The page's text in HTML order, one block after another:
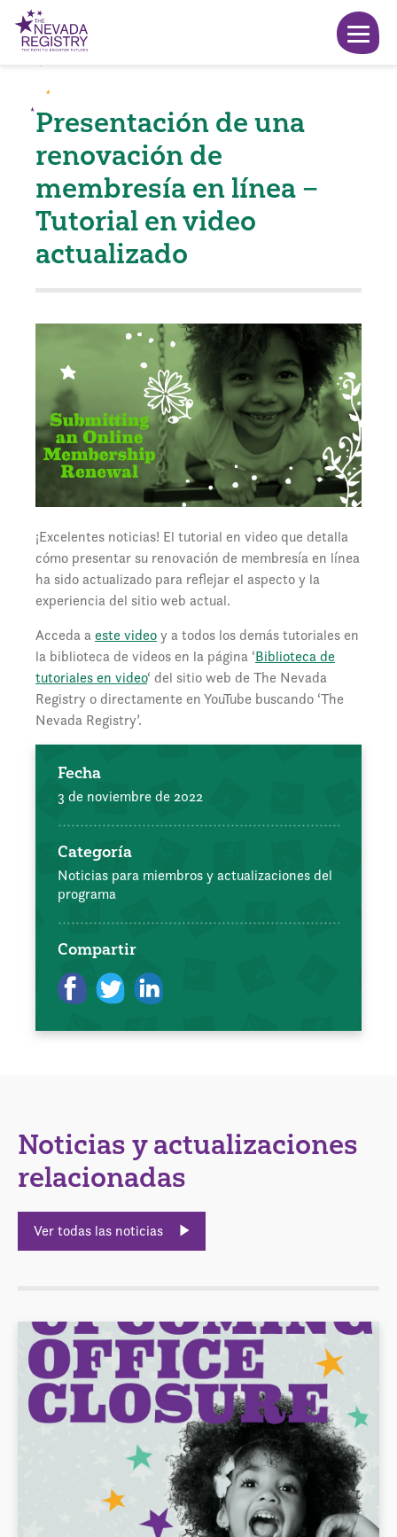
Presentación de una
renovación de
membresía en línea –
Tutorial en video
actualizado
¡Excelentes noticias! El tutorial en video que detalla
cómo presentar su renovación de membresía en línea
ha sido actualizado para reflejar el aspecto y la
experiencia del sitio web actual.
Acceda aeste videoy a todos los demás tutoriales en
la biblioteca de videos en la página ‘Biblioteca de
tutoriales en video‘ del sitio web de The Nevada
Registry o directamente en YouTube buscando ‘The
Nevada Registry’.
Fecha
3 de noviembre de 2022
Categoría
Noticias para miembros y actualizaciones del
programa
Compartir
Noticias y actualizaciones
relacionadas
Ver todas las noticias